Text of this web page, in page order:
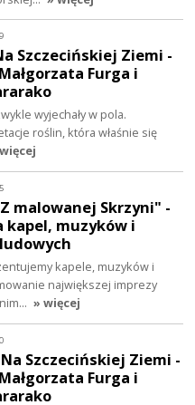
Szczecińskiej Ziemi -
Furga i
wyjechały w pola.
roślin, która właśnie się
malowanej Skrzyni" -
kapel, muzyków i
kapele, muzyków i
największej imprezy
» więcej
Na Szczecińskiej Ziemi -
Furga i